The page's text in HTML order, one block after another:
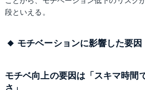
段といえる。
モチベーションに影響した要因
モチベ向上の要因は「スキマ時間
さ」